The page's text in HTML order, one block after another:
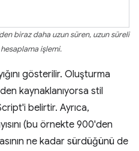
biraz daha uzun süren, uzun süreli
işlemi.
gösterilir. Oluşturma
kaynaklanıyorsa stil
belirtir. Ayrıca,
(bu örnekte 900'den
ne kadar sürdüğünü de